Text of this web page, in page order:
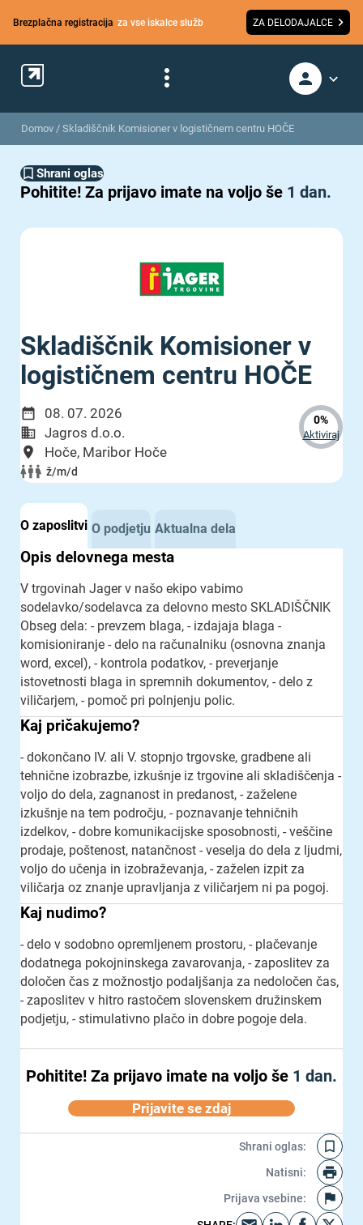
Brezplačna registracija za vse iskalce služb ZA DELODAJALCE
Domov / Skladiščnik Komisioner v logističnem centru HOČE
Shrani oglas
Pohitite! Za prijavo imate na voljo še 1 dan.
Skladiščnik Komisioner v
logističnem centru HOČE
08. 07. 2026
Jagros d.o.o.
Hoče, Maribor Hoče
ž/m/d
0%
Aktiviraj
O zaposlitvi O podjetju Aktualna dela
Opis delovnega mesta
V trgovinah Jager v našo ekipo vabimo
sodelavko/sodelavca za delovno mesto SKLADIŠČNIK
Obseg dela: - prevzem blaga, - izdajaja blaga -
komisioniranje - delo na računalniku (osnovna znanja
word, excel), - kontrola podatkov, - preverjanje
istovetnosti blaga in spremnih dokumentov, - delo z
viličarjem, - pomoč pri polnjenju polic.
Kaj pričakujemo?
- dokončano IV. ali V. stopnjo trgovske, gradbene ali
tehnične izobrazbe, izkušnje iz trgovine ali skladiščenja -
voljo do dela, zagnanost in predanost, - zaželene
izkušnje na tem področju, - poznavanje tehničnih
izdelkov, - dobre komunikacijske sposobnosti, - veščine
prodaje, poštenost, natančnost - veselja do dela z ljudmi,
voljo do učenja in izobraževanja, - zaželen izpit za
viličarja oz znanje upravljanja z viličarjem ni pa pogoj.
Kaj nudimo?
- delo v sodobno opremljenem prostoru, - plačevanje
dodatnega pokojninskega zavarovanja, - zaposlitev za
določen čas z možnostjo podaljšanja za nedoločen čas,
- zaposlitev v hitro rastočem slovenskem družinskem
podjetju, - stimulativno plačo in dobre pogoje dela.
Pohitite! Za prijavo imate na voljo še 1 dan.
Prijavite se zdaj
Shrani oglas:
Natisni:
Prijava vsebine: